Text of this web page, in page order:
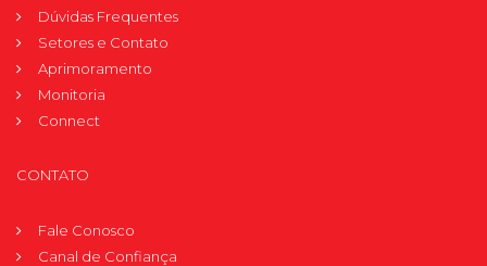
Dúvidas Frequentes
Setores e Contato
Aprimoramento
Monitoria
Connect
CONTATO
Fale Conosco
Canal de Confiança